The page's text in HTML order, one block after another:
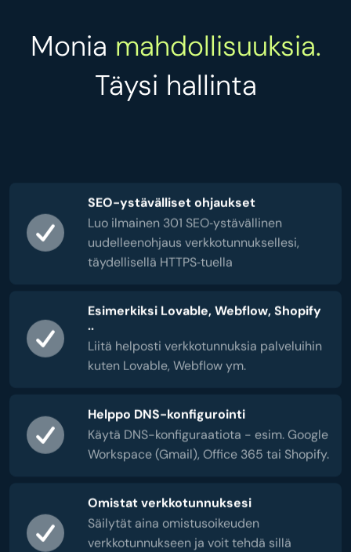
Monia mahdollisuuksia.
Täysi hallinta
SEO-ystävälliset ohjaukset
Luo ilmainen 301 SEO‑ystävällinen
uudelleenohjaus verkkotunnuksellesi,
täydellisellä HTTPS‑tuella
Esimerkiksi Lovable, Webflow, Shopify
..
Liitä helposti verkkotunnuksia palveluihin
kuten Lovable, Webflow ym.
Helppo DNS-konfigurointi
Käytä DNS-konfiguraatiota - esim. Google
Workspace (Gmail), Office 365 tai Shopify.
Omistat verkkotunnuksesi
Säilytät aina omistusoikeuden
verkkotunnukseen ja voit tehdä sillä